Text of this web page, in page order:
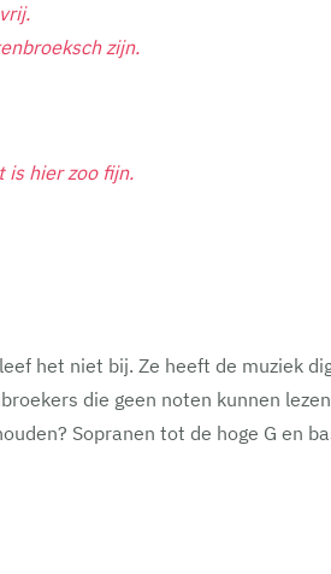
zijn.
is hier zoo fijn.
het niet bij. Ze heeft de muziek
die geen noten kunnen
Sopranen tot de hoge G en